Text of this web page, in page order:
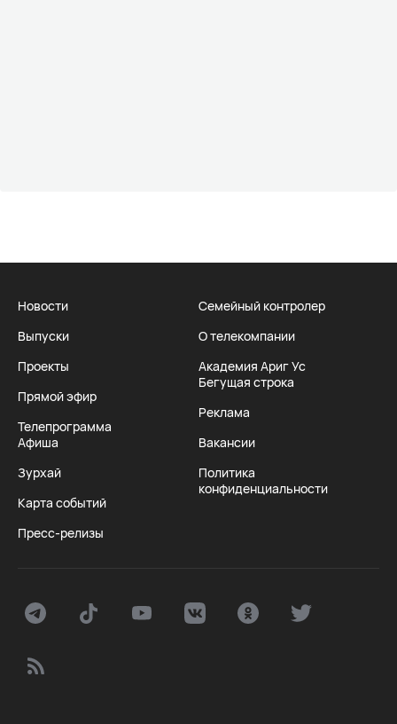
Новости
Выпуски
Проекты
Прямой эфир
Телепрограмма
Афиша
Зурхай
Карта событий
Пресс-релизы
Семейный контролер
О телекомпании
Академия Ариг Ус
Бегущая строка
Реклама
Вакансии
Политика
конфиденциальности